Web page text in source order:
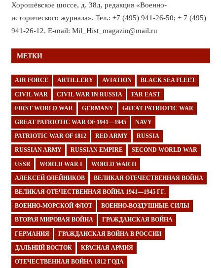
Хорошёвское шоссе, д. 38д, редакция «Военно-
исторического журнала». Тел.: +7 (495) 941-26-50; + 7 (495)
941-26-12. E-mail: Mil_Hist_magazin@mail.ru
МЕТКИ
AIR FORCE ARTILLERY AVIATION BLACK SEA FLEET
CIVIL WAR CIVIL WAR IN RUSSIA FAR EAST
FIRST WORLD WAR GERMANY GREAT PATRIOTIC WAR
GREAT PATRIOTIC WAR OF 1941—1945 NAVY
PATRIOTIC WAR OF 1812 RED ARMY RUSSIA
RUSSIAN ARMY RUSSIAN EMPIRE SECOND WORLD WAR
USSR WORLD WAR I WORLD WAR II
АЛЕКСЕЙ ОЛЕЙНИКОВ ВЕЛИКАЯ ОТЕЧЕСТВЕННАЯ ВОЙНА
ВЕЛИКАЯ ОТЕЧЕСТВЕННАЯ ВОЙНА 1941—1945 ГГ.
ВОЕННО-МОРСКОЙ ФЛОТ ВОЕННО-ВОЗДУШНЫЕ СИЛЫ
ВТОРАЯ МИРОВАЯ ВОЙНА ГРАЖДАНСКАЯ ВОЙНА
ГЕРМАНИЯ ГРАЖДАНСКАЯ ВОЙНА В РОССИИ
ДАЛЬНИЙ ВОСТОК КРАСНАЯ АРМИЯ
ОТЕЧЕСТВЕННАЯ ВОЙНА 1812 ГОДА